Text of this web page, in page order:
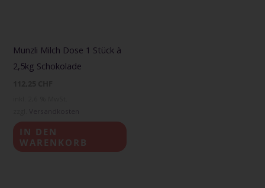
Munzli Milch Dose 1 Stück à
2,5kg Schokolade
IN DEN
WARENKORB